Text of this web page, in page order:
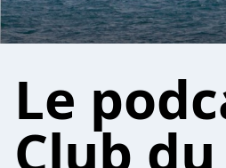
Le
Club